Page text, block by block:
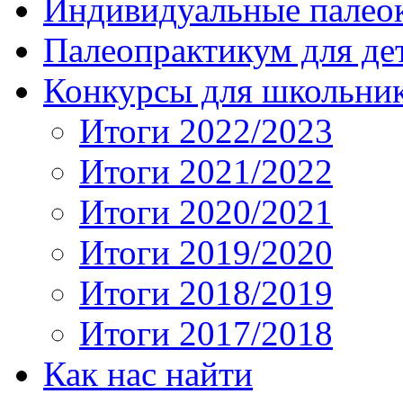
Индивидуальные
Палеопрактикум для
Конкурсы для
Итоги 2022/2023
Итоги 2021/2022
Итоги 2020/2021
Итоги 2019/2020
Итоги 2018/2019
Итоги 2017/2018
Как нас найти